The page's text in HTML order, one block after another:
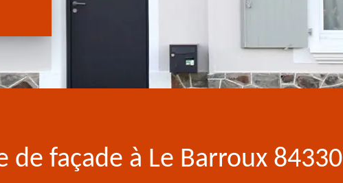
de façade à Le Barroux 84330